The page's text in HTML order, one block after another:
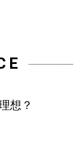
想？